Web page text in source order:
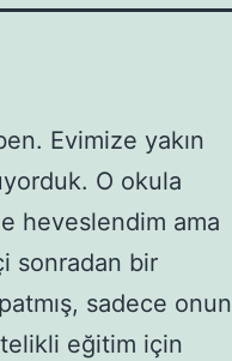
Evimize yakın
O okula
heveslendim ama
sonradan bir
sadece onun
eğitim için